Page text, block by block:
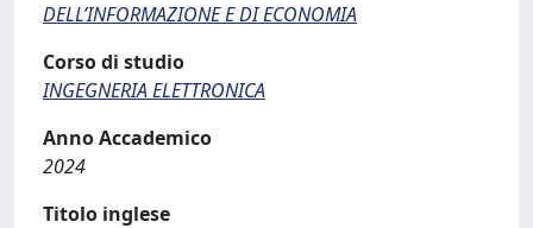
DELL’INFORMAZIONE E DI ECONOMIA
Corso di studio
INGEGNERIA ELETTRONICA
Anno Accademico
2024
Titolo inglese